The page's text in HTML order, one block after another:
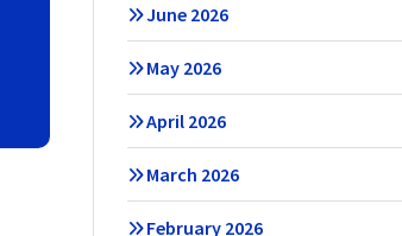
June 2026
May 2026
April 2026
March 2026
February 2026